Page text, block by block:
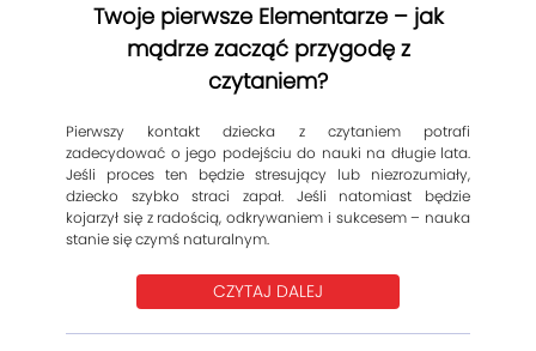
Twoje pierwsze Elementarze – jak
mądrze zacząć przygodę z
czytaniem?
Pierwszy kontakt dziecka z czytaniem potrafi
zadecydować o jego podejściu do nauki na długie lata.
Jeśli proces ten będzie stresujący lub niezrozumiały,
dziecko szybko straci zapał. Jeśli natomiast będzie
kojarzył się z radością, odkrywaniem i sukcesem – nauka
stanie się czymś naturalnym.
CZYTAJ DALEJ